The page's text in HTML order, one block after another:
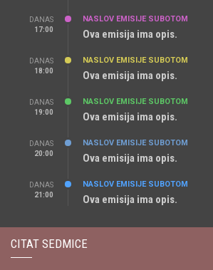
DANAS
17:00
NASLOV EMISIJE SUBOTOM
Ova emisija ima opis.
DANAS
18:00
NASLOV EMISIJE SUBOTOM
Ova emisija ima opis.
DANAS
19:00
NASLOV EMISIJE SUBOTOM
Ova emisija ima opis.
DANAS
20:00
NASLOV EMISIJE SUBOTOM
Ova emisija ima opis.
DANAS
21:00
NASLOV EMISIJE SUBOTOM
Ova emisija ima opis.
CITAT SEDMICE